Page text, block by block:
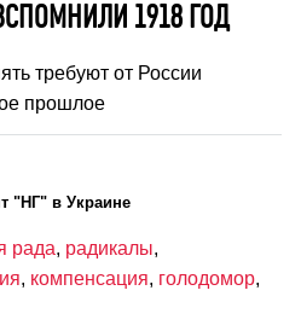
1918 ГОД
требуют от России
прошлое
"НГ" в Украине
рада, радикалы,
, компенсация, голодомор,